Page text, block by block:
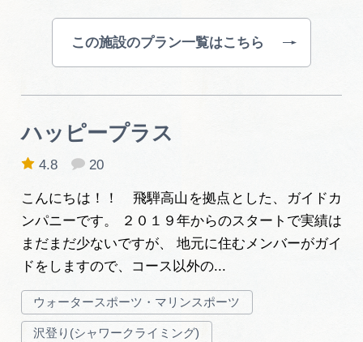
この施設のプラン一覧はこちら
ハッピープラス
こんにちは！！ 飛騨高山を拠点とした、ガイドカ
ンパニーです。 ２０１９年からのスタートで実績は
まだまだ少ないですが、 地元に住むメンバーがガイ
ドをしますので、コース以外の...
ウォータースポーツ・マリンスポーツ
沢登り(シャワークライミング)
4.8 20